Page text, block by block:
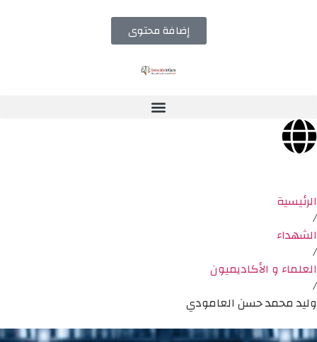
إضافة محتوى
الرئيسية
/
الشهداء
/
العلماء و الأكاديميون
/
وليد محمد حسن العامودي